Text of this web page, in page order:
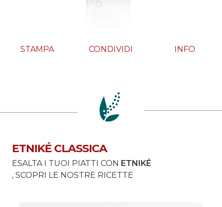
STAMPA CONDIVIDI INFO
ETNIKÉ CLASSICA
ESALTA I TUOI PIATTI CON ETNIKÉ
, SCOPRI LE NOSTRE RICETTE